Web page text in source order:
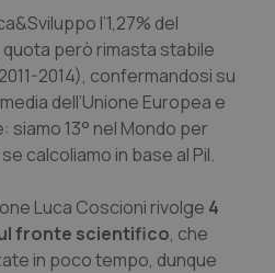
l’1,27% del
però rimasta stabile
2014), confermandosi su
dell’Unione Europea e
siamo 13° nel Mondo per
calcoliamo in base al Pil.
Luca Coscioni rivolge 4
fronte scientifico, che
in poco tempo, dunque